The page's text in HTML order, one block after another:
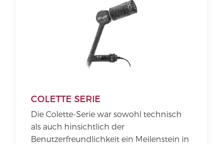
COLETTE SERIE
Die Colette-Serie war sowohl technisch
als auch hinsichtlich der
Benutzerfreundlichkeit ein Meilenstein in